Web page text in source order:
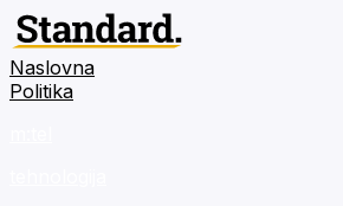
Naslovna
Politika